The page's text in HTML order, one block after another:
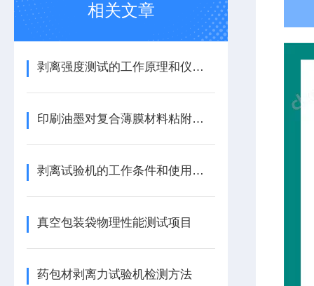
相关文章
剥离强度测试的工作原理和仪器介绍
印刷油墨对复合薄膜材料粘附牢度影响分析
剥离试验机的工作条件和使用注意事项
真空包装袋物理性能测试项目
药包材剥离力试验机检测方法